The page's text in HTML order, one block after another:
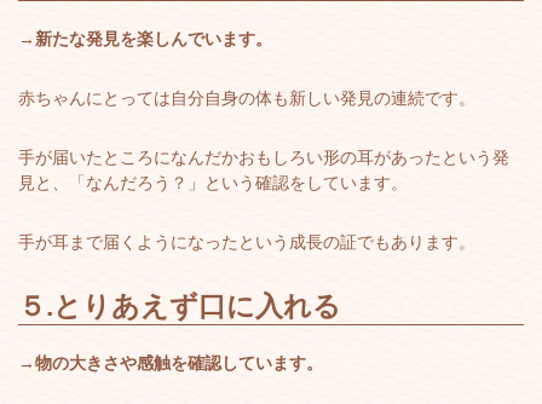
→ 新たな発見を楽しんでいます。
赤ちゃんにとっては自分自身の体も新しい発見の連続です。
手が届いたところになんだかおもしろい形の耳があったという発
見と、「なんだろう？」という確認をしています。
手が耳まで届くようになったという成長の証でもあります。
５.とりあえず口に入れる
→物の大きさや感触を確認しています。